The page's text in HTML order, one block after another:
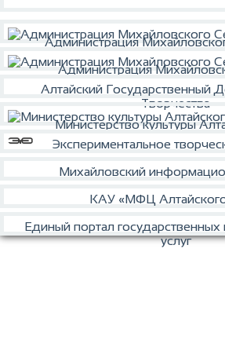
Администрация
Администрация
Алтайский Государственный
Творчества
Министерство культуры
Экспериментальное
Михайловский
КАУ «МФЦ Алтайского
Единый портал
услуг